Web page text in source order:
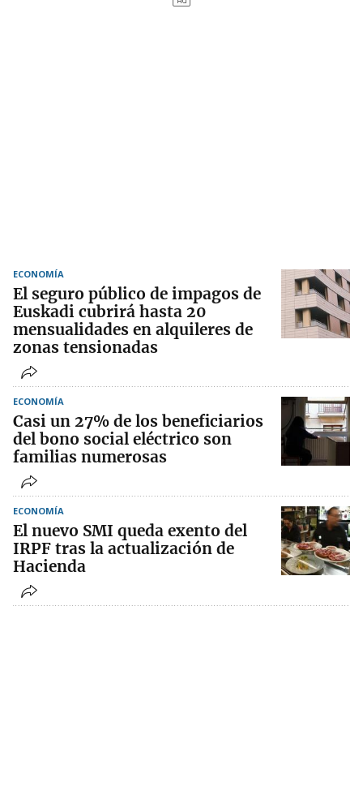
ECONOMÍA
El seguro público de impagos de
Euskadi cubrirá hasta 20
mensualidades en alquileres de
zonas tensionadas
ECONOMÍA
Casi un 27% de los beneficiarios
del bono social eléctrico son
familias numerosas
ECONOMÍA
El nuevo SMI queda exento del
IRPF tras la actualización de
Hacienda